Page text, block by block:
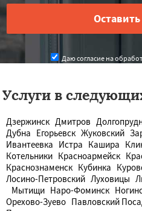
Даю согласие на
Услуги в
Дзержинск Дмитров
Дубна Егорьевск Жуковский
Ивантеевка Истра Кашира
Котельники Красноармейск
Краснознаменск Кубинка
Лосино-Петровский Луховицы
Мытищи Наро-Фоминск
Орехово-Зуево Павловский